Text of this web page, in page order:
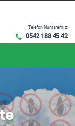
Telefon Numaramız:
0542 188 45 42